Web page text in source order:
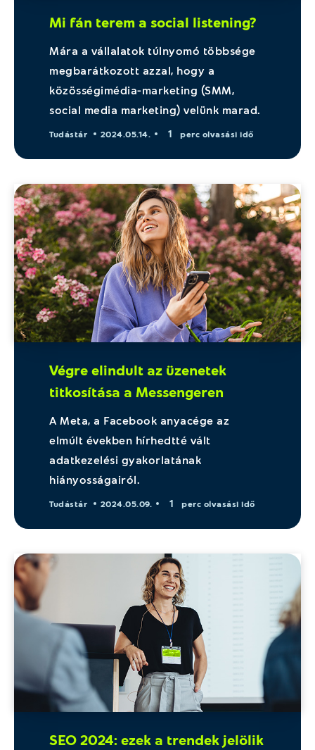
Mi fán terem a social listening?
Mára a vállalatok túlnyomó többsége
megbarátkozott azzal, hogy a
közösségimédia-marketing (SMM,
social media marketing) velünk marad.
Tudástár 2024.05.14. 1 perc olvasási idő
Végre elindult az üzenetek
titkosítása a Messengeren
A Meta, a Facebook anyacége az
elmúlt években hírhedtté vált
adatkezelési gyakorlatának
hiányosságairól.
Tudástár 2024.05.09. 1 perc olvasási idő
SEO 2024: ezek a trendek jelölik